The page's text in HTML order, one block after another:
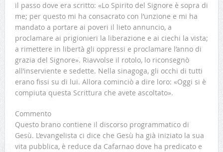
il passo dove era scritto: «Lo Spirito del Signore è sopra di
me; per questo mi ha consacrato con l’unzione e mi ha
mandato a portare ai poveri il lieto annuncio, a
proclamare ai prigionieri la liberazione e ai ciechi la vista;
a rimettere in libertà gli oppressi e proclamare l’anno di
grazia del Signore». Riavvolse il rotolo, lo riconsegnò
all’inserviente e sedette. Nella sinagoga, gli occhi di tutti
erano fissi su di lui. Allora cominciò a dire loro: «Oggi si è
compiuta questa Scrittura che avete ascoltato».
Commento
Questo brano contiene il discorso programmatico di
Gesù. L’evangelista ci dice che Gesù ha già iniziato la sua
vita pubblica, è reduce da Cafarnao dove ha predicato e